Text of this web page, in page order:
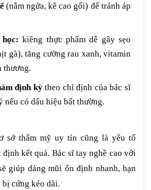
(nằm ngửa, kê cao gối) để tránh áp
kiêng thực phẩm dễ gây sẹo
gà), tăng cường rau xanh, vitamin
thương.
định kỳtheo chỉ định của bác sĩ
có dấu hiệu bất thường.
sở thẩm mỹ uy tín cũng là yếu tố
kết quả. Bác sĩ tay nghề cao với
giúp dáng mũi ổn định nhanh, hạn
cứng kéo dài.